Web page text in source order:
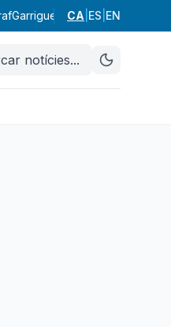
Garrigues GarrotxaGironès
CA ES EN
notícies...